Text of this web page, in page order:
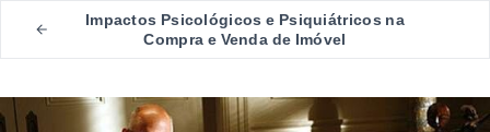
Impactos Psicológicos e Psiquiátricos na
Compra e Venda de Imóvel